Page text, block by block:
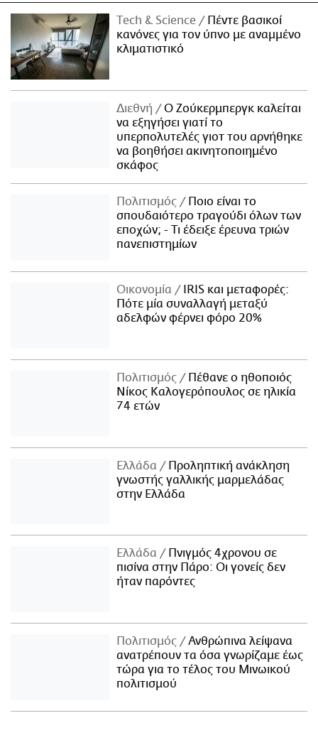
Τech & Science
Πέντε βασικοί
κανόνες για τον ύπνο με αναμμένο
κλιματιστικό
Διεθνή
Ο Ζούκερμπεργκ καλείται
να εξηγήσει γιατί το
υπερπολυτελές γιοτ του αρνήθηκε
να βοηθήσει ακινητοποιημένο
σκάφος
Πολιτισμός
Ποιο είναι το
σπουδαιότερο τραγούδι όλων των
εποχών; - Τι έδειξε έρευνα τριών
πανεπιστημίων
Οικονομία
IRIS και μεταφορές:
Πότε μία συναλλαγή μεταξύ
αδελφών φέρνει φόρο 20%
Πολιτισμός
Πέθανε ο ηθοποιός
Νίκος Καλογερόπουλος σε ηλικία
74 ετών
Ελλάδα
Προληπτική ανάκληση
γνωστής γαλλικής μαρμελάδας
στην Ελλάδα
Ελλάδα
Πνιγμός 4χρονου σε
πισίνα στην Πάρο: Οι γονείς δεν
ήταν παρόντες
Πολιτισμός
Ανθρώπινα λείψανα
ανατρέπουν τα όσα γνωρίζαμε έως
τώρα για το τέλος του Μινωικού
πολιτισμού